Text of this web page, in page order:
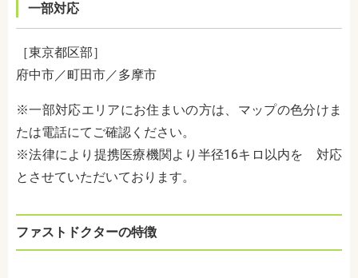
一部対応
［東京都区部］
府中市／町田市／多摩市
※一部対応エリアにお住まいの方は、マップの色分けま
たは電話にてご確認ください。
※法律により提携医療機関より半径16キロ以内を 対応
とさせていただいております。
ファストドクターの特徴